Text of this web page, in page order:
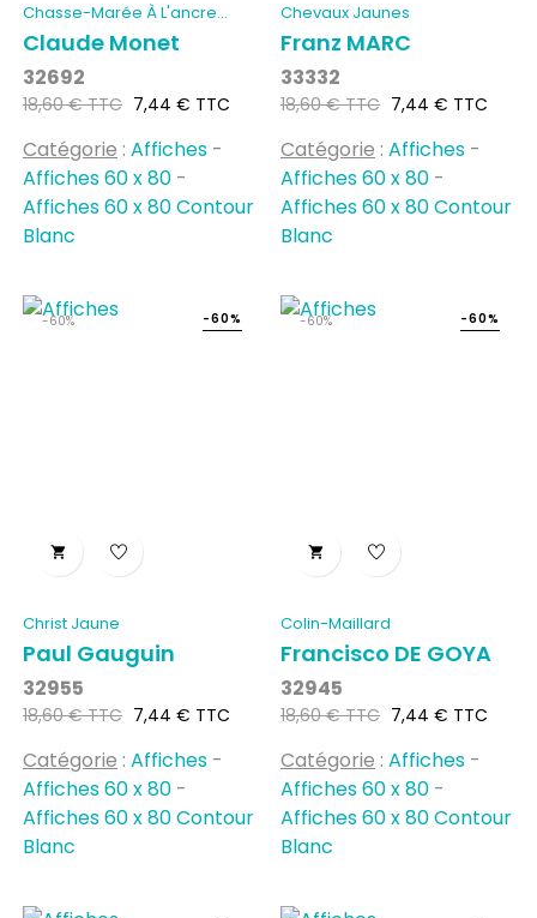
Chasse-Marée À L'ancre
Rouen
Claude Monet
32692
Prix
18,60 € TTC Prix
7,44 € TTC
Catégorie : Affiches -
Affiches 60 x 80 -
Affiches 60 x 80 Contour
Blanc
Chevaux Jaunes
Franz MARC
33332
Prix
18,60 € TTC Prix
7,44 € TTC
Catégorie : Affiches -
Affiches 60 x 80 -
Affiches 60 x 80 Contour
Blanc
-60%

Christ Jaune
Paul Gauguin
32955
Prix
18,60 € TTC
-60%
Prix
7,44 € TTC
Catégorie : Affiches -
Affiches 60 x 80 -
Affiches 60 x 80 Contour
Blanc
-60%

Colin-Maillard
Francisco DE GOYA
32945
Prix
18,60 € TTC
-60%
Prix
7,44 € TTC
Catégorie : Affiches -
Affiches 60 x 80 -
Affiches 60 x 80 Contour
Blanc